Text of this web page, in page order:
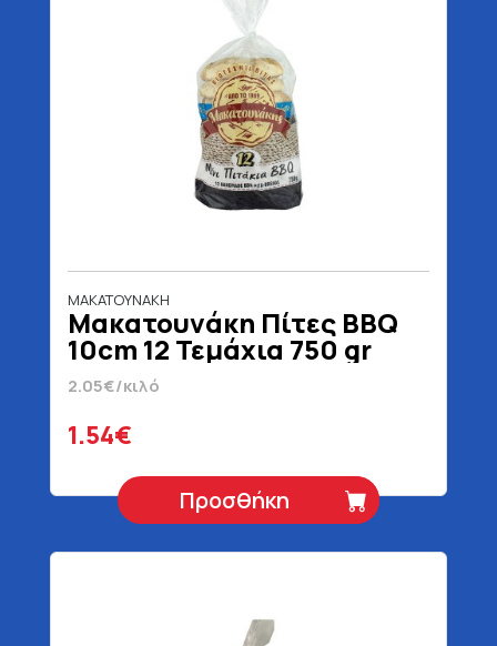
ΜΑΚΑΤΟΥΝΑΚΗ
Μακατουνάκη Πίτες BBQ
10cm 12 Τεμάχια 750 gr
2.05€/κιλό
1.54€
Προσθήκη